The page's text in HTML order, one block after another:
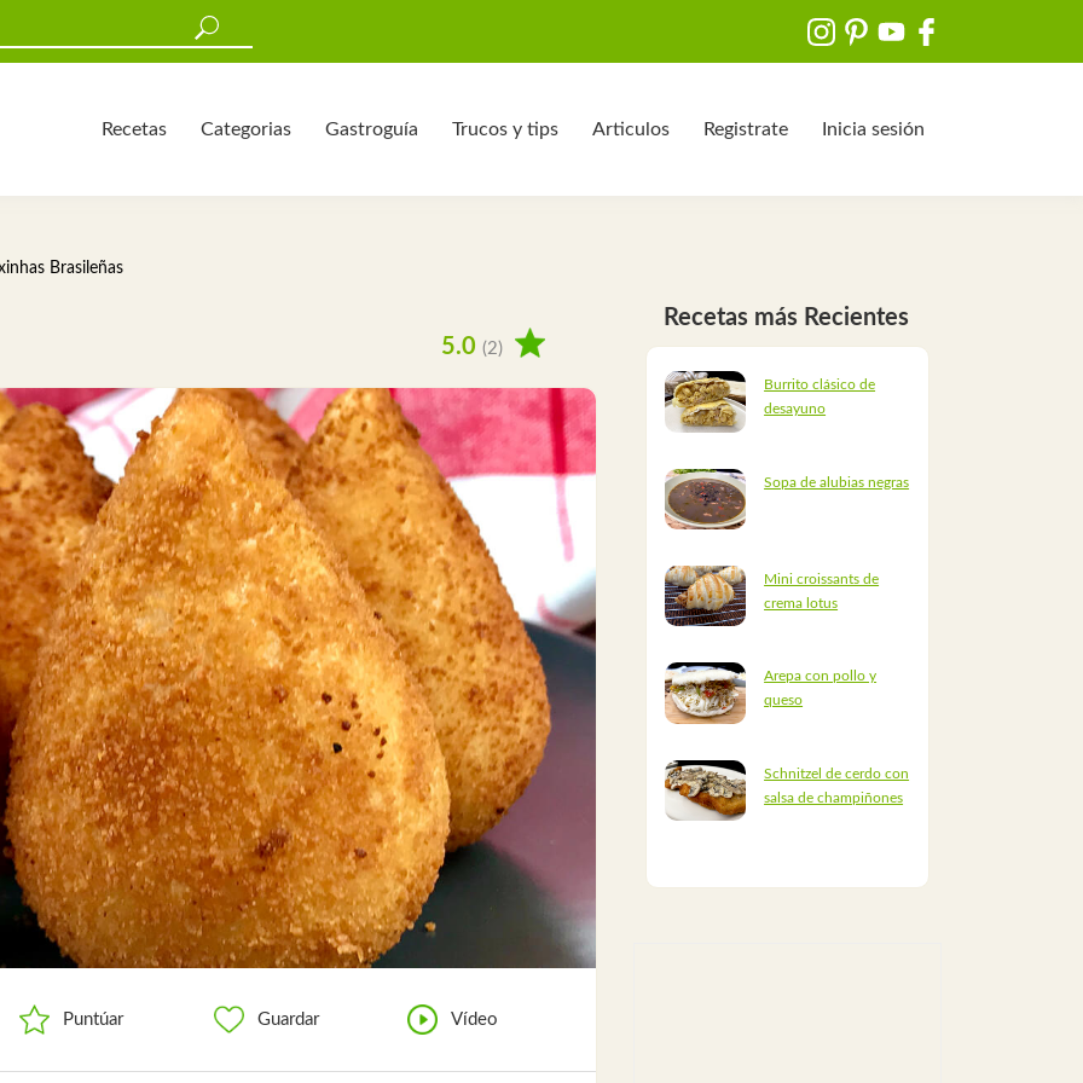
Recetas Categorias Gastroguía Trucos y tips Articulos Registrate Inicia sesión
Brasileñas
5.0 (2)
Puntúar Guardar Vídeo
Recetas más Recientes
Burrito clásico de
desayuno
Sopa de alubias negras
Mini croissants de
crema lotus
Arepa con pollo y
queso
Schnitzel de cerdo con
salsa de champiñones